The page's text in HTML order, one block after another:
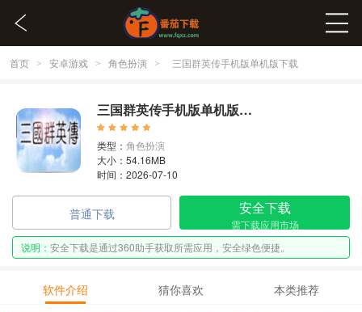
首页 > 安卓游戏 > 角色扮演 > 三国群英传手机版单机版下载
三国群英传手机版单机版下载 1.2.0
类型： 角色扮演
大小：54.16MB
时间：2026-07-10
普通下载 安全下载
需下载应用市场
说明： 安全下载是通过360助手获取所需应用，安全绿色便捷。
软件介绍 猜你喜欢 本类推荐